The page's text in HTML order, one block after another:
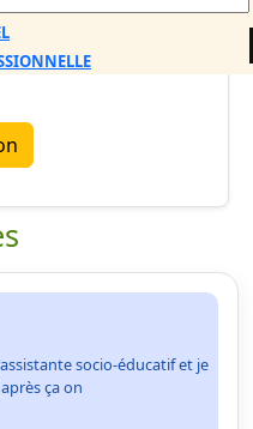
socio-éducatif et je
ça on